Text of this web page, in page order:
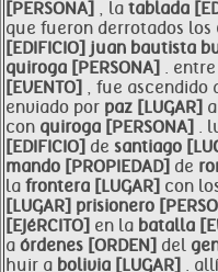
[PERSONA] , la tablada
que fueron derrotados los
[EDIFICIO] juan bautista
quiroga [PERSONA] .
[EVENTO] , fue ascendido
enviado por paz [LUGAR]
con quiroga [PERSONA] .
[EDIFICIO] de santiago
mando [PROPIEDAD] de
la frontera [LUGAR] con
[LUGAR] prisionero
[EJéRCITO] en la batalla
a órdenes [ORDEN] del
huir a bolivia [LUGAR] .